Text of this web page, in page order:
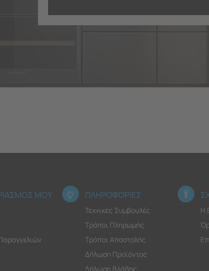
ΜΟΥ ΠΛΗΡΟΦΟΡΙΕΣ
Τεχνικές Συμβουλές
Τρόποι Πληρωμής
Τρόποι Αποστολής
Δήλωση Προϊόντος
Δήλωση Βλάβης
Η